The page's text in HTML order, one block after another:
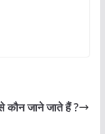
कौन जाने जाते हैं ?